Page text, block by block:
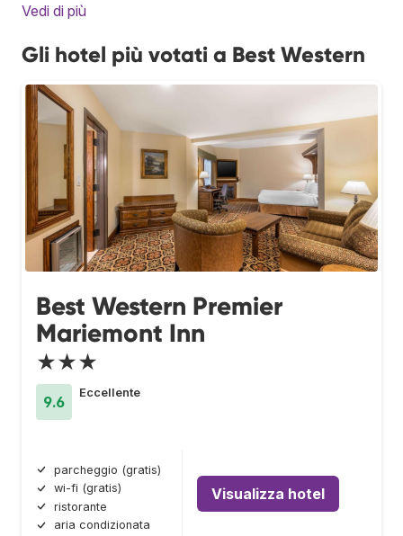
Vedi di più
Gli hotel più votati a Best Western
Best Western Premier
Mariemont Inn
★★★
9.6
Eccellente
parcheggio (gratis)
wi-fi (gratis)
ristorante
aria condizionata
Visualizza hotel